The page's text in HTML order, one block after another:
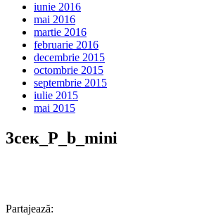
iunie 2016
mai 2016
martie 2016
februarie 2016
decembrie 2015
octombrie 2015
septembrie 2015
iulie 2015
mai 2015
3сек_P_b_mini
Partajează: